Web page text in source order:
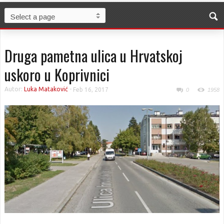
Druga pametna ulica u Hrvatskoj
uskoro u Koprivnici
Autor: Luka Mataković - Feb 16, 2017 0 1958